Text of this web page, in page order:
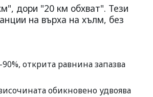
дори "20 км обхват". Тези
на върха на хълм, без
открита равнина запазва
обикновено удвоява